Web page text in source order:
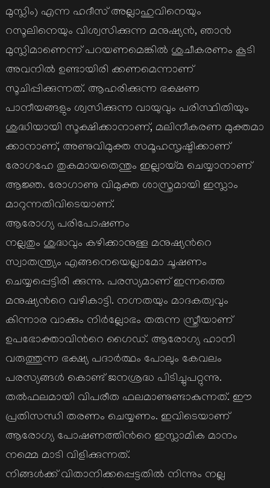
മുസ്ലിം) എന്ന ഹദീസ് അല്ലാഹുവിനെയും
റസൂലിനെയും വിശ്വസിക്കുന്ന മനുഷ്യന്‍, ഞാന്‍
മുസ്ലിമാണെന്ന് പറയണമെങ്കില്‍ ശുചീകരണം കൂടി
അവനില്‍ ഉണ്ടായിരി ക്കണമെന്നാണ്
സൂചിപ്പിക്കുന്നത്. ആഹരിക്കുന്ന ഭക്ഷണ
പാനീയങ്ങളും ശ്വസിക്കുന്ന വായുവും പരിസ്ഥിതിയും
ശുദ്ധിയായി സൂക്ഷിക്കാനാണ്, മലിനീകരണ മുക്തമാ
ക്കാനാണ്, അണുവിമുക്ത സമൂഹസൃഷ്ടിക്കാണ്
രോഗഹേ തുകമായതെന്തും ഇല്ലായ്മ ചെയ്യാനാണ്
ആജ്ഞ. രോഗാണു വിമുക്ത ശാസ്ത്രമായി ഇസ്ലാം
മാറുന്നതിവിടെയാണ്.
ആരോഗ്യ പരിപോഷണം
നല്ലതും ശുദ്ധവും കഴിക്കാനുള്ള മനുഷ്യന്‍റെ
സ്വാതന്ത്ര്യം എങ്ങനെയെല്ലാമോ ചൂഷണം
ചെയ്യപ്പെട്ടിരി ക്കുന്നു. പരസ്യമാണ് ഇന്നത്തെ
മനുഷ്യന്‍റെ വഴികാട്ടി. നഗ്നതയും മാദകത്വവും
കിന്നാര വാക്കും നിര്‍ല്ലോഭം തരുന്ന സ്ത്രീയാണ്
ഉപഭോക്താവിന്‍റെ ഗൈഡ്. ആരോഗ്യ ഹാനി
വരുത്തുന്ന ഭക്ഷ്യ പദാര്‍ത്ഥം പോലും കേവലം
പരസ്യങ്ങള്‍ കൊണ്ട് ജനശ്രദ്ധ പിടിച്ചുപറ്റുന്നു.
തല്‍ഫലമായി വിപരീത ഫലമാണുണ്ടാകുന്നത്. ഈ
പ്രതിസന്ധി തരണം ചെയ്യണം. ഇവിടെയാണ്
ആരോഗ്യ പോഷണത്തിന്‍റെ ഇസ്ലാമിക മാനം
നമ്മെ മാടി വിളിക്കുന്നത്.
നിങ്ങള്‍ക്ക് വിതാനിക്കപ്പെട്ടതില്‍ നിന്നും നല്ല